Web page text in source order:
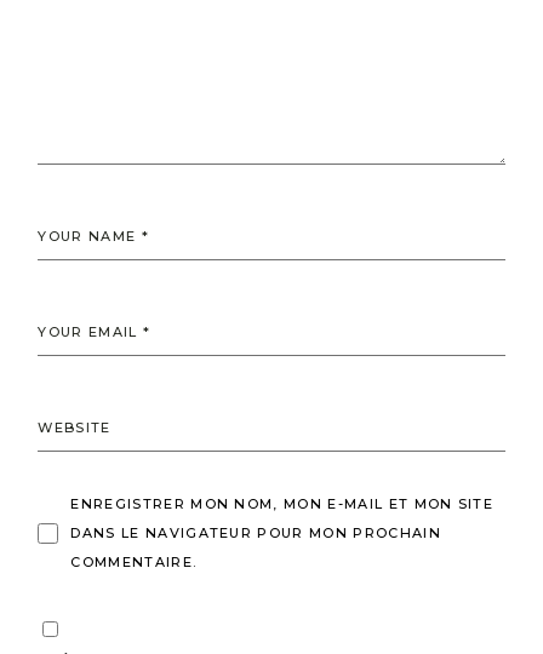
ENREGISTRER MON NOM, MON E-MAIL ET MON SITE
DANS LE NAVIGATEUR POUR MON PROCHAIN
COMMENTAIRE.